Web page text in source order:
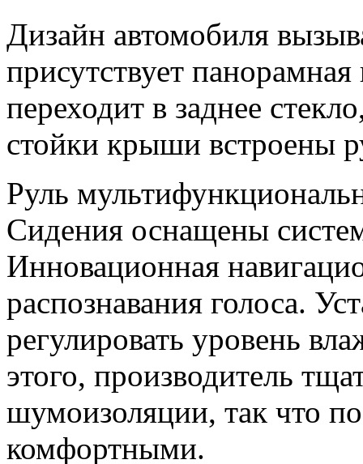
Дизайн автомобиля
присутствует
переходит в заднее
стойки крыши встроены
Руль
Сидения оснащены
Инновационная
распознавания голоса.
регулировать уровень
этого, производитель
шумоизоляции, так что
комфортными.